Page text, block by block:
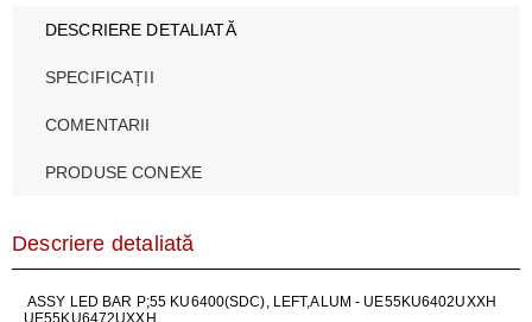
DESCRIERE DETALIATĂ
SPECIFICAȚII
COMENTARII
PRODUSE CONEXE
Descriere detaliată
ASSY LED BAR P;55 KU6400(SDC), LEFT,ALUM - UE55KU6402UXXH
UE55KU6472UXXH